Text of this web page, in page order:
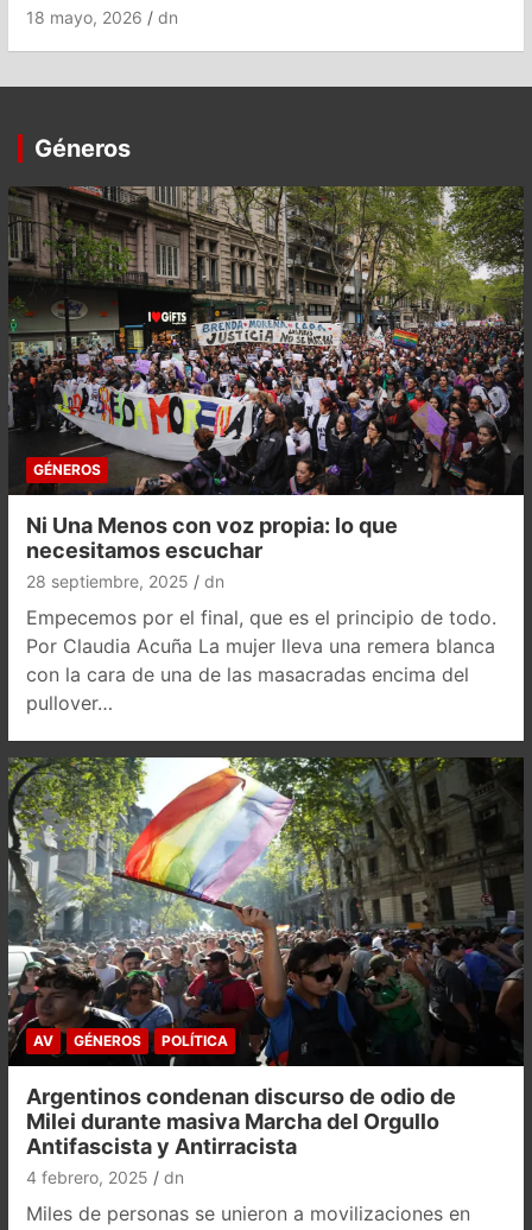
18 mayo, 2026 dn
Géneros
GÉNEROS
Ni Una Menos con voz propia: lo que
necesitamos escuchar
28 septiembre, 2025 dn
Empecemos por el final, que es el principio de todo.
Por Claudia Acuña La mujer lleva una remera blanca
con la cara de una de las masacradas encima del
pullover…
AV GÉNEROS POLÍTICA
Argentinos condenan discurso de odio de
Milei durante masiva Marcha del Orgullo
Antifascista y Antirracista
4 febrero, 2025 dn
Miles de personas se unieron a movilizaciones en